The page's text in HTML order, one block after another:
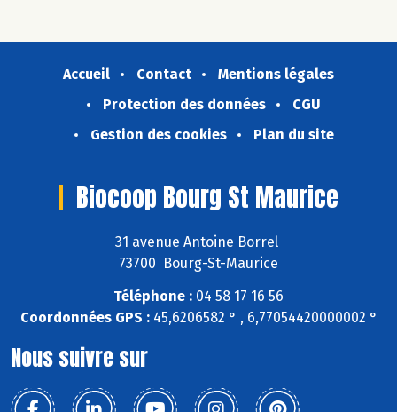
Accueil Contact
Mentions légales
Protection des données
CGU
Gestion des cookies
Plan du site
Biocoop Bourg St Maurice
31 avenue Antoine Borrel
73700 Bourg-St-Maurice
Téléphone : 04 58 17 16 56
Coordonnées GPS :45,6206582 ° , 6,77054420000002 °
Nous suivre sur